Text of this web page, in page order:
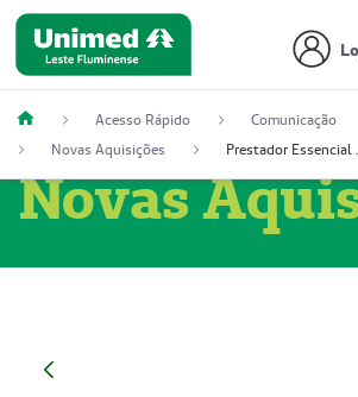
Acesso Rápido
Comunicação
Novas Aquisições
Prestador
Novas